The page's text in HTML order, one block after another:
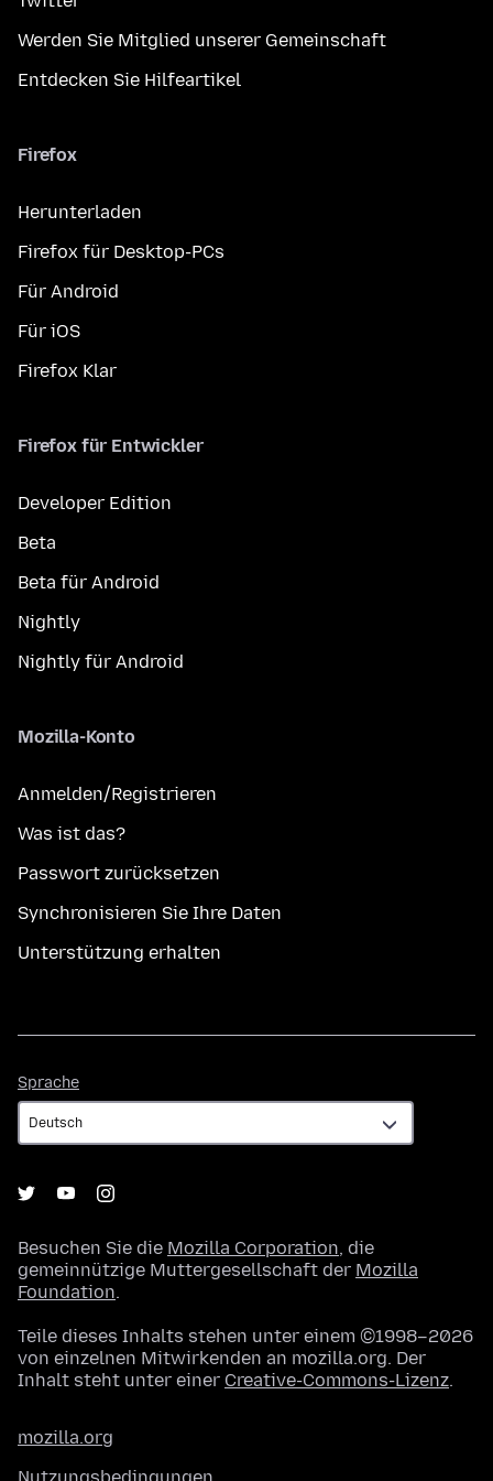
Werden Sie Mitglied unserer Gemeinschaft
Entdecken Sie Hilfeartikel
Firefox
Herunterladen
Firefox für Desktop-PCs
Für Android
Für iOS
Firefox Klar
Firefox für Entwickler
Developer Edition
Beta
Beta für Android
Nightly
Nightly für Android
Mozilla-Konto
Anmelden/Registrieren
Was ist das?
Passwort zurücksetzen
Synchronisieren Sie Ihre Daten
Unterstützung erhalten
Sprache
Besuchen Sie die Mozilla Corporation, die
gemeinnützige Muttergesellschaft der Mozilla
Foundation.
Teile dieses Inhalts stehen unter einem ©1998–2026
von einzelnen Mitwirkenden an mozilla.org. Der
Inhalt steht unter einer Creative-Commons-Lizenz.
mozilla.org